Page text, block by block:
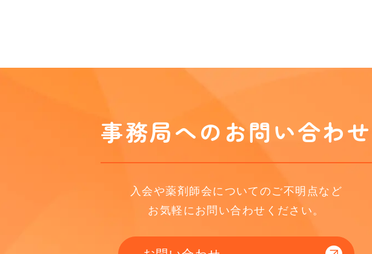
事務局へのお問い合わせ
入会や薬剤師会についてのご不明点など
お気軽にお問い合わせください。